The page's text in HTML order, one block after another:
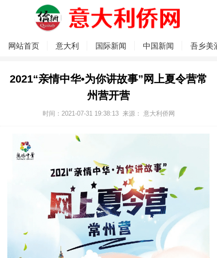
网站首页 意大利 国际新闻 中国新闻 吾乡美
2021“亲情中华•为你讲故事”网上夏令营常
州营开营
时间：2021-07-31 19:38:13 来源： 意大利侨网